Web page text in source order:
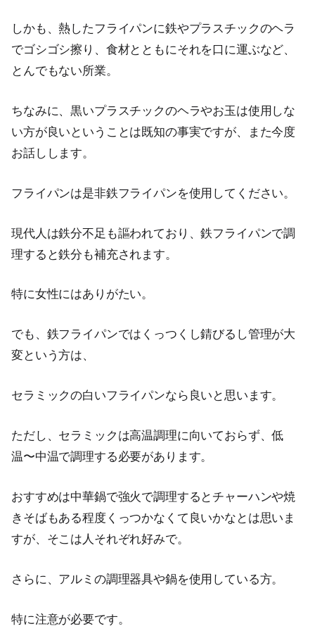
しかも、熱したフライパンに鉄やプラスチックのヘラ
でゴシゴシ擦り、食材とともにそれを口に運ぶなど、
とんでもない所業。
ちなみに、黒いプラスチックのヘラやお玉は使用しな
い方が良いということは既知の事実ですが、また今度
お話しします。
フライパンは是非鉄フライパンを使用してください。
現代人は鉄分不足も謳われており、鉄フライパンで調
理すると鉄分も補充されます。
特に女性にはありがたい。
でも、鉄フライパンではくっつくし錆びるし管理が大
変という方は、
セラミックの白いフライパンなら良いと思います。
ただし、セラミックは高温調理に向いておらず、低
温〜中温で調理する必要があります。
おすすめは中華鍋で強火で調理するとチャーハンや焼
きそばもある程度くっつかなくて良いかなとは思いま
すが、そこは人それぞれ好みで。
さらに、アルミの調理器具や鍋を使用している方。
特に注意が必要です。